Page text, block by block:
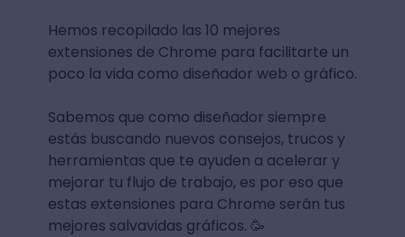
Hemos recopilado las 10 mejores
extensiones de Chrome para facilitarte un
poco la vida como diseñador web o gráfico.
Sabemos que como diseñador siempre
estás buscando nuevos consejos, trucos y
herramientas que te ayuden a acelerar y
mejorar tu flujo de trabajo, es por eso que
estas extensiones para Chrome serán tus
mejores salvavidas gráficos. 🥳